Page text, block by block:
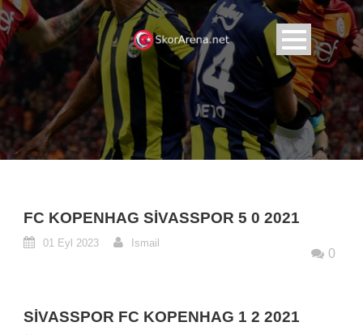
FC KOPENHAG SIVASSPOR 5 0 2021
01 Eyl 2023 Ismail
0
SIVASSPOR FC KOPENHAG 1 2 2021